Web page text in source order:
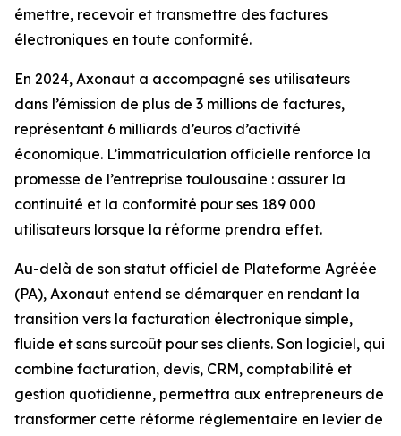
émettre, recevoir et transmettre des factures
électroniques en toute conformité.
En 2024, Axonaut a accompagné ses utilisateurs
dans l’émission de plus de 3 millions de factures,
représentant 6 milliards d’euros d’activité
économique. L’immatriculation officielle renforce la
promesse de l’entreprise toulousaine : assurer la
continuité et la conformité pour ses 189 000
utilisateurs lorsque la réforme prendra effet.
Au-delà de son statut officiel de Plateforme Agréée
(PA), Axonaut entend se démarquer en rendant la
transition vers la facturation électronique simple,
fluide et sans surcoût pour ses clients. Son logiciel, qui
combine facturation, devis, CRM, comptabilité et
gestion quotidienne, permettra aux entrepreneurs de
transformer cette réforme réglementaire en levier de